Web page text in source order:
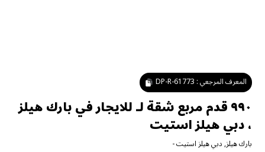
المعرف المرجعي : DP-R-61773
٩٩٠ قدم مربع شقة لـ للايجار في بارك هيلز
، دبي هيلز استيت
بارك هيلز,دبي هيلز استيت-